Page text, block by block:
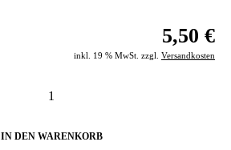
5,50 €
inkl. 19 % MwSt. zzgl. Versandkosten
IN DEN WARENKORB